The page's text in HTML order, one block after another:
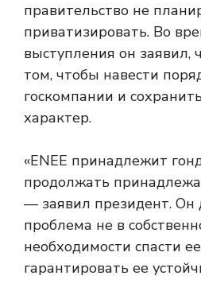
правительство не
приватизировать. Во
выступления он заявил,
том, чтобы навести
госкомпании и
характер.
«ENEE принадлежит
продолжать
— заявил президент. Он
проблема не в
необходимости спасти
гарантировать ее